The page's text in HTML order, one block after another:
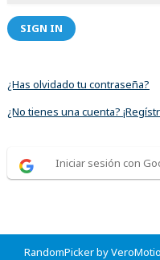
SIGN IN
¿Has olvidado tu contraseña?
¿No tienes una cuenta?
Iniciar sesión con
RandomPicker by